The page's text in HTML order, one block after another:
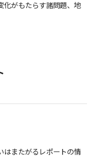
化がもたらす諸問題、地
はまたがるレポートの情